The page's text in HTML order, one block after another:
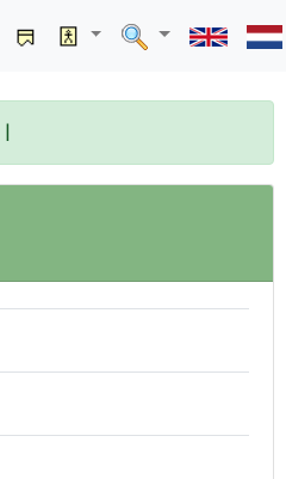
|